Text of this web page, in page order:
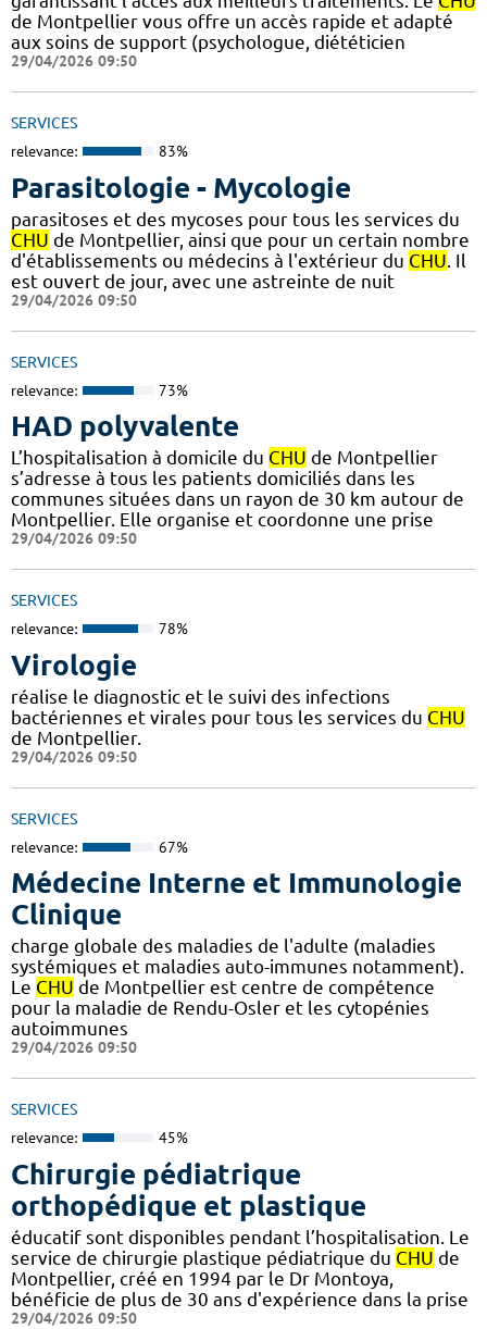
de Montpellier vous offre un accès rapide et adapté
aux soins de support (psychologue, diététicien
29/04/2026 09:50
SERVICES
relevance: 83%
Parasitologie - Mycologie
parasitoses et des mycoses pour tous les services du
CHU de Montpellier, ainsi que pour un certain nombre
d'établissements ou médecins à l'extérieur du CHU. Il
est ouvert de jour, avec une astreinte de nuit
29/04/2026 09:50
SERVICES
relevance: 73%
HAD polyvalente
L’hospitalisation à domicile du CHU de Montpellier
s’adresse à tous les patients domiciliés dans les
communes situées dans un rayon de 30 km autour de
Montpellier. Elle organise et coordonne une prise
29/04/2026 09:50
SERVICES
relevance: 78%
Virologie
réalise le diagnostic et le suivi des infections
bactériennes et virales pour tous les services du CHU
de Montpellier.
29/04/2026 09:50
SERVICES
relevance: 67%
Médecine Interne et Immunologie
Clinique
charge globale des maladies de l'adulte (maladies
systémiques et maladies auto-immunes notamment).
Le CHU de Montpellier est centre de compétence
pour la maladie de Rendu-Osler et les cytopénies
autoimmunes
29/04/2026 09:50
SERVICES
relevance: 45%
Chirurgie pédiatrique
orthopédique et plastique
éducatif sont disponibles pendant l’hospitalisation. Le
service de chirurgie plastique pédiatrique du CHU de
Montpellier, créé en 1994 par le Dr Montoya,
bénéficie de plus de 30 ans d'expérience dans la prise
29/04/2026 09:50